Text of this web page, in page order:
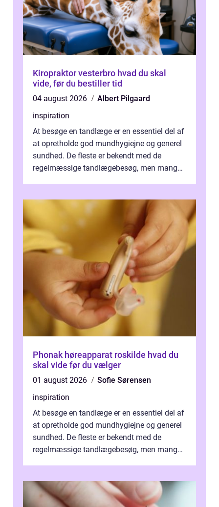
Kiropraktor vesterbro hvad du skal
vide, før du bestiller tid
04 august 2026
Albert Pilgaard
inspiration
At besøge en tandlæge er en essentiel del af
at opretholde god mundhygiejne og generel
sundhed. De fleste er bekendt med de
regelmæssige tandlægebesøg, men mange
Phonak høreapparat roskilde hvad du
skal vide før du vælger
01 august 2026
Sofie Sørensen
inspiration
At besøge en tandlæge er en essentiel del af
at opretholde god mundhygiejne og generel
sundhed. De fleste er bekendt med de
regelmæssige tandlægebesøg, men mange